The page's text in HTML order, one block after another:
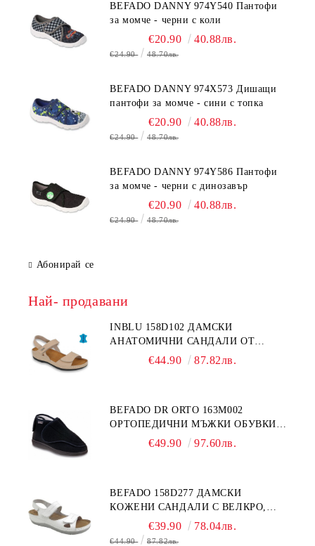
BEFADO DANNY 974Y540 Пантофи
за момче - черни с коли
€20.90 40.88лв.
€24.90 48.70лв.
BEFADO DANNY 974X573 Дишащи
пантофи за момче - сини с топка
€20.90 40.88лв.
€24.90 48.70лв.
BEFADO DANNY 974Y586 Пантофи
за момче - черни с динозавър
€20.90 40.88лв.
€24.90 48.70лв.
Абонирай се
Най- продавани
INBLU 158D102 ДАМСКИ
АНАТОМИЧНИ САНДАЛИ ОТ
ЕСТЕСТВЕНА КОЖА, БЕЖОВИ
€44.90 87.82лв.
BEFADO DR ORTO 163M002
ОРТОПЕДИЧНИ МЪЖКИ ОБУВКИ
ЗА ГИПСИРАН ИЛИ СВРЪХ
€49.90 97.60лв.
BEFADO 158D277 ДАМСКИ
КОЖЕНИ САНДАЛИ С ВЕЛКРО,
€39.90 78.04лв.
€44.90 87.82лв.